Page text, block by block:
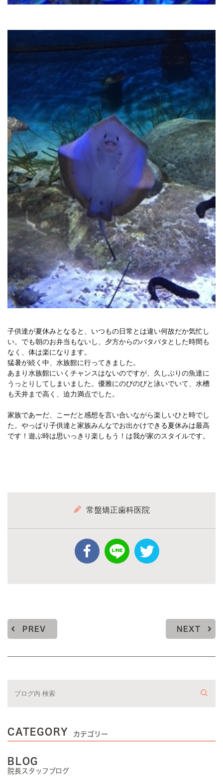
子供達が夏休みとなると、いつもの日常とは違い何故だか気忙し
い。でも朝のお弁当もないし、夕方からのバタバタとした時間も
なく、体は楽になります。
猛暑が続く中、水族館に行ってきました。
あまり水族館にいくチャンスはないのですが、久しぶりの魚達に
うっとりしてしまいました。優雅にのびのびと泳いでいて、水槽
も天井まで高く、迫力満点でした。
家族であーだ、こーだと感想を言い合いながら楽しいひと時でし
た。やっぱり子供達と家族みんなでお出かけできる夏休みは最高
です！遊ぶ時は思いっきり楽しもう！は我が家のスタイルです。
常盤矯正歯科医院
PREV NEXT
CATEGORY カテゴリー
BLOG
院長スタッフブログ